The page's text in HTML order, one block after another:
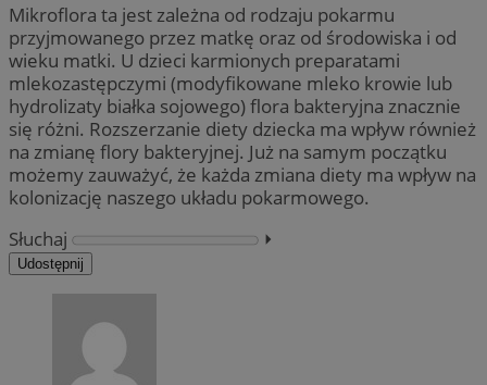
Mikroflora ta jest zależna od rodzaju pokarmu
przyjmowanego przez matkę oraz od środowiska i od
wieku matki. U dzieci karmionych preparatami
mlekozastępczymi (modyfikowane mleko krowie lub
hydrolizaty białka sojowego) flora bakteryjna znacznie
się różni. Rozszerzanie diety dziecka ma wpływ również
na zmianę flory bakteryjnej. Już na samym początku
możemy zauważyć, że każda zmiana diety ma wpływ na
kolonizację naszego układu pokarmowego.
Słuchaj
⏵︎
Udostępnij